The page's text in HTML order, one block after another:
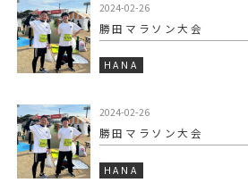
2024-02-26
勝田マラソン大会
HANA
2024-02-26
勝田マラソン大会
HANA